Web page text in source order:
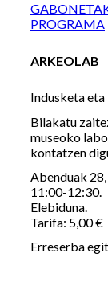
PROGRAMA
ARKEOLAB
Indusketa
Bilakatu
museoko
kontatzen
Abenduak
11:00-12:30.
Elebiduna.
Tarifa: 5,00 €
Erreserba